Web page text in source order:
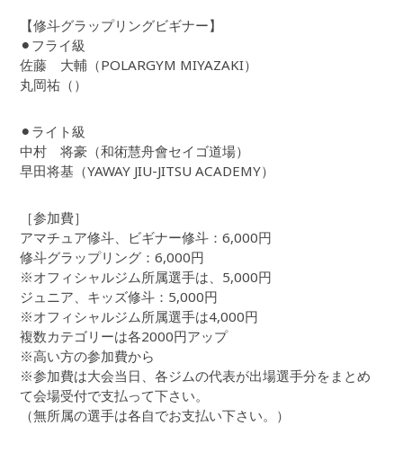
【修斗グラップリングビギナー】
⚫︎フライ級
佐藤 大輔（POLARGYM MIYAZAKI）
丸岡祐（）
⚫︎ライト級
中村 将豪（和術慧舟會セイゴ道場）
早田将基（YAWAY JIU-JITSU ACADEMY）
［参加費］
アマチュア修斗、ビギナー修斗：6,000円
修斗グラップリング：6,000円
※オフィシャルジム所属選手は、5,000円
ジュニア、キッズ修斗：5,000円
※オフィシャルジム所属選手は4,000円
複数カテゴリーは各2000円アップ
※高い方の参加費から
※参加費は大会当日、各ジムの代表が出場選手分をまとめ
て会場受付で支払って下さい。
（無所属の選手は各自でお支払い下さい。）